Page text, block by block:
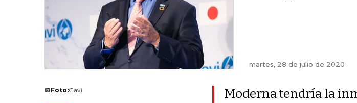
martes, 28 de julio de 2020
Foto:Gavi
Moderna tendría la